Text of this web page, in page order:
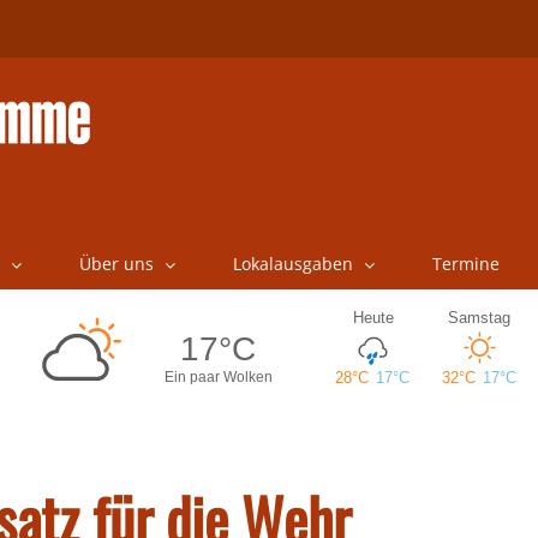
Über uns Lokalausgaben Termine
für die Wehr